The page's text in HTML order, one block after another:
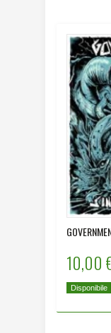
10,00
Disponibile